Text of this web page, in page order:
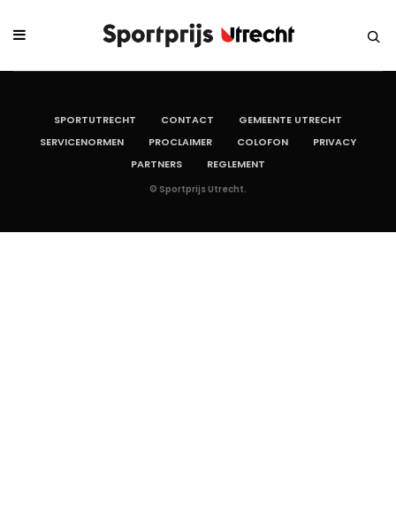
SPORTUTRECHT CONTACT
GEMEENTE UTRECHT
SERVICENORMEN
PROCLAIMER COLOFON
PRIVACY
PARTNERS
REGLEMENT
© Sportprijs Utrecht.